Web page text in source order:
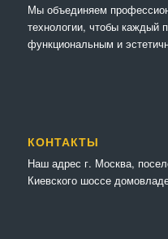
Мы объединяем
технологии, чтобы каждый
функциональным и
КОНТАКТЫ
Наш адрес г. Москва,
Киевского шоссе